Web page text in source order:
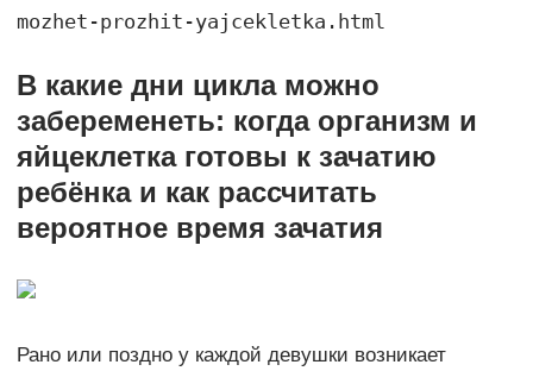
mozhet-prozhit-yajcekletka.html
В какие дни цикла можно
забеременеть: когда организм и
яйцеклетка готовы к зачатию
ребёнка и как рассчитать
вероятное время зачатия
Рано или поздно у каждой девушки возникает